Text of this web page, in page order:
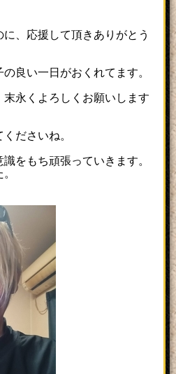
、応援して頂きありがとう
良い一日がおくれてます。
末永くよろしくお願いします
ださいね。
をもち頑張っていきます。